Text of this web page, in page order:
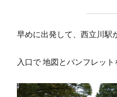
早めに出発して、西立川駅
入口で 地図とパンフレット